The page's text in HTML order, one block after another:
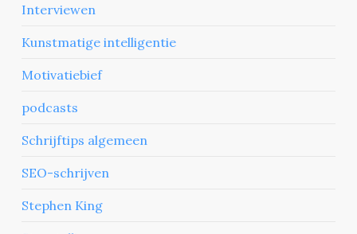
Interviewen
Kunstmatige intelligentie
Motivatiebief
podcasts
Schrijftips algemeen
SEO-schrijven
Stephen King